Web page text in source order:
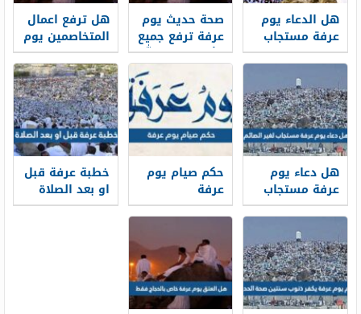
هل الدعاء يوم
عرفة مستجاب
لغير الحاج
صحة حديث يوم
عرفة ترفع جميع
الأعمال إلى الله
ما عدا
المتخاصمين
هل ترفع اعمال
المتخاصمين يوم
عرفة
هل دعاء يوم
عرفة مستجاب
لغير الصائم
حكم صيام يوم
عرفة
خطبة عرفة قبل
او بعد الصلاة